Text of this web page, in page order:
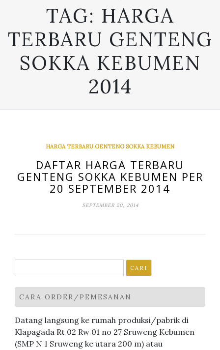
TAG: HARGA
TERBARU GENTENG
SOKKA KEBUMEN
2014
HARGA TERBARU GENTENG SOKKA KEBUMEN
DAFTAR HARGA TERBARU
GENTENG SOKKA KEBUMEN PER
20 SEPTEMBER 2014
SEPTEMBER 20, 2014
untuk:
CARA ORDER/PEMESANAN
Datang langsung ke rumah produksi/pabrik di
Klapagada Rt 02 Rw 01 no 27 Sruweng Kebumen
(SMP N 1 Sruweng ke utara 200 m) atau